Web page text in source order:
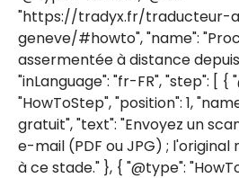
"https://tradyx.fr/traducteur-
geneve/#howto", "name":
assermentée à distance
"inLanguage": "fr-FR", "step": [ {
"HowToStep", "position": 1,
gratuit", "text": "Envoyez un
e-mail (PDF ou JPG) ;
à ce stade." }, { "@type":